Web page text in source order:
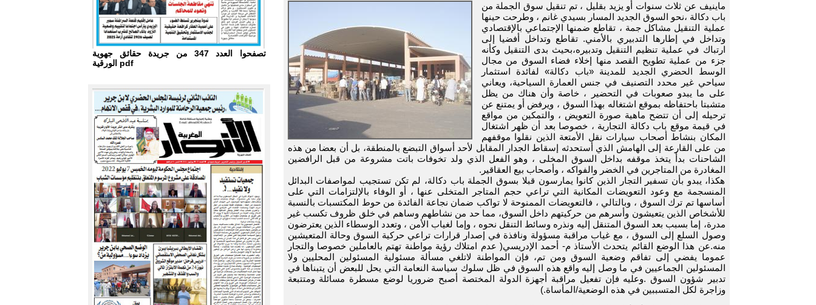
تصفحوا العدد 347 من جريدة حقائق جهوية
الورقية pdf
ماينيف عن ثلاث سنوات أو يزيد بقليل ، تم تنقيل سوق الجملة من
باب دكالة ،نحو السوق الجديد المسار بسيدي غانم ، وطرحت حينها
عملية التنقيل مشاكل جمة ، تقاطع ضمنها الإجتماعي بالإقتصادي
وتداخل في إطارها التدبيري بالأمني. تقاطع وتداخل أفضيا إلى
ارتباك في عملية تنظيم التنقيل وتدبيره،بحيث بدى التنقيل وكأنه
جزء من عملية تطويح القصد منها إخلاء فضاء السوق من مجال
الوسط الحضري الجديد للمدينة «باب دكالة» لفائدة استثمار
سياحي غير محدد التصنيف في جنس العمارة السياحية، ويعاني
على ما يبدو صعوبات في التحضير ، خاصة وأن هناك من يظل
متشبتا باحتفاظه بموقع اشتغاله بهذا السوق ، ويرفض أو يمتنع عن
ترحيله إلى أن تتضح ماهية صورة التعويض ، والتمكين من مواقع
في قيمة موقع باب دكالة التجارية ، خصوصا بعد أن ظهر اشتغال
المكان بنشاط أصحاب سيارات نقل الأمتعة الذين نقلوا موقفهم
من على القارعة إلى الهامش الذي أستحدثه إسقاط الجدار المقابل لأحد أسواق التبضع بالمنطقة، بل أن بعضا من هذه
الشاحنات بدأ يتخذ موقفه بداخل السوق المخلى ، وهو الفعل الذي ولد تخوفات باتت مشروعة من قبل الرافضين
المغادرة من المتاجرين في الخضر والفواكه ، وأصحاب بيع العقاقير.
هكذا، يبدو بأن تسفير التجار الذين كانوا يمارسون قبلا بسوق الجملة باب دكالة، لم تكن تستجيب لمواصفات البدائل
المنسجمة مع وعود التعويضات المكانية التي تراعي حجم المتاجر المتخلى عنها ، أو الوفاء بالإلتزامات التي على
أساسها تم ترك السوق ، وبالتالي ، فالتعويضات الممنوحة لا تواكب ضمان نجاعة الفائدة من حوط المكتسبات بالنسبة
للأشخاص الذين يتعيشون وأسرهم من حركيتهم داخل السوق، مما حد من نشاطهم وساهم في خلق ظروف تكسب غير
مدرة، إما بسبب بعد السوق المتنقل إليه ونذره وسائط التنقل نحوه ، وإما لغياب الأمن ، وتعدد الوسطاء الذين يعترضون
وصول السلع إلى السوق ، مع غياب مراقبة مسؤولة ونافذة في إصدار قرارات تراعي حركية السوق وحالة المتعيشين
منه.عن هذا الوضع القائم يتحدث الأستاذ م- أحمد الإدريسي( عدم امتلاك رؤية مواطنة تهتم بالعاملين خصوصا والتجار
عموما يفضي إلى تفاقم وضعية السوق ومن تم، فإن المواطنة لاتلغي مسألة مسئولية المسئولين المحليين ولا
المسئولين الجماعيين في ما وصل إليه واقع هذه السوق في ظل سلوك سياسة النعامة التي يحل للبعض أن يتبناها في
تدبير شؤون السوق .وعليه فإن تفعيل مراقبة أجهزة الدولة المختصة أصبح ضروريا لوضع مسطرة مسائلة ومتتبعة
وزاجرة لكل المتسببين في هذه الوضعية/المأساة.)